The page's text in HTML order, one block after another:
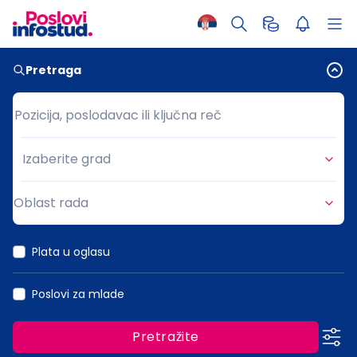
Pretraga
Pozicija, poslodavac ili ključna reč
Pozicija, poslodavac ili ključna reč
Grad
Izaberite grad
Oblast rada
Plata u oglasu
Poslovi za mlade
Pretražite